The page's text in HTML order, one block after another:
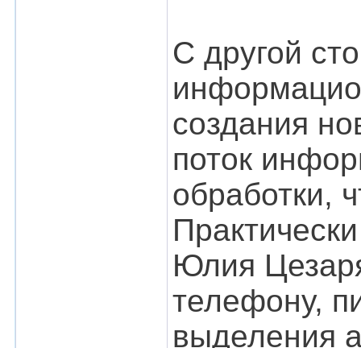
С другой
создания
поток
обработки,
Юлия
телефону,
выделения